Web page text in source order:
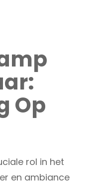
Op
rol in het
en ambiance